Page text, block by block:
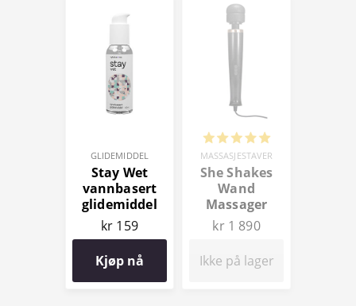
GLIDEMIDDEL
Stay Wet
vannbasert
glidemiddel
100 ml
kr 159
Kjøp nå
MASSASJESTAVER
She Shakes
Wand
Massager
kr 1 890
Ikke på lager